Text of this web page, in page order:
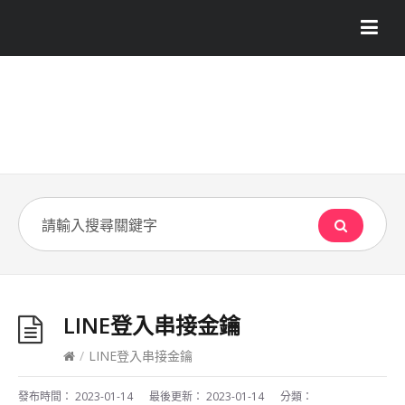
LINE登入串接金鑰
/ LINE登入串接金鑰
發布時間： 2023-01-14 最後更新： 2023-01-14 分類：